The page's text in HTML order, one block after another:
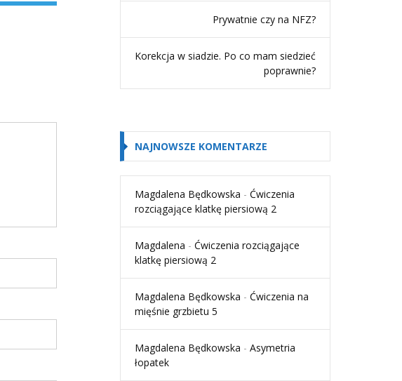
Prywatnie czy na NFZ?
Korekcja w siadzie. Po co mam siedzieć
poprawnie?
NAJNOWSZE KOMENTARZE
Magdalena Będkowska - Ćwiczenia
rozciągające klatkę piersiową 2
Magdalena - Ćwiczenia rozciągające
klatkę piersiową 2
Magdalena Będkowska - Ćwiczenia na
mięśnie grzbietu 5
Magdalena Będkowska - Asymetria
łopatek